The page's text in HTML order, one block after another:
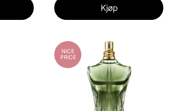
Kjøp
NICE
PRICE